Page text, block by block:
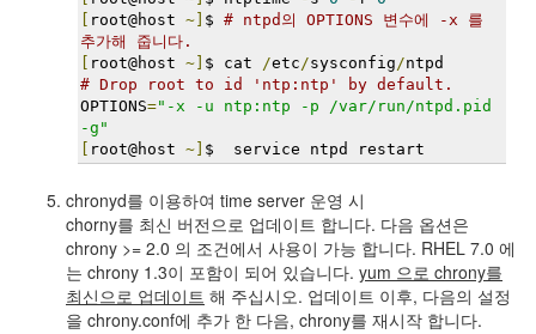
root@host ~] $ # ntpd의 OPTIONS 변수에 -x 를
추가해 줍니다.
root@host ~] $ cat /etc/sysconfig/ntpd
# Drop root to id 'ntp:ntp' by default.
OPTIONS="-x -u ntp:ntp -p /var/run/ntpd.pid
-g"
root@host ~] $  service ntpd restart
chronyd를 이용하여 time server 운영 시
chorny를 최신 버전으로 업데이트 합니다. 다음 옵션은
chrony >= 2.0 의 조건에서 사용이 가능 합니다. RHEL 7.0 에
는 chrony 1.3이 포함이 되어 있습니다. yum 으로 chrony를
최신으로 업데이트 해 주십시오. 업데이트 이후, 다음의 설정
을 chrony.conf에 추가 한 다음, chrony를 재시작 합니다.